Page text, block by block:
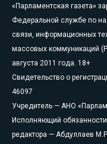
«Парламентская газета»
Федеральной службе по
связи, информационных
массовых коммуникаций
августа 2011 года. 18+
Свидетельство о
46097
Учредитель — АНО
Исполняющий обязанности
редактора — Абдуллаев